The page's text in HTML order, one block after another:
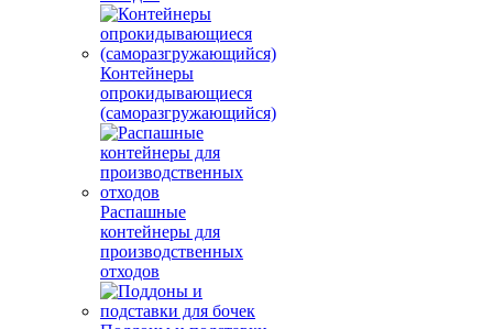
Контейнеры
опрокидывающиеся
(саморазгружающийся)
Распашные
контейнеры для
производственных
отходов